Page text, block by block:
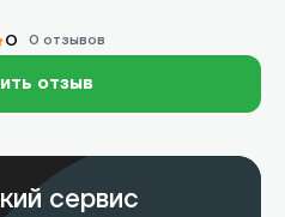
0 0 отзывов
отзыв
сервис